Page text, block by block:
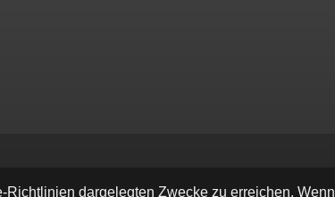
dargelegten Zwecke zu erreichen. Wenn